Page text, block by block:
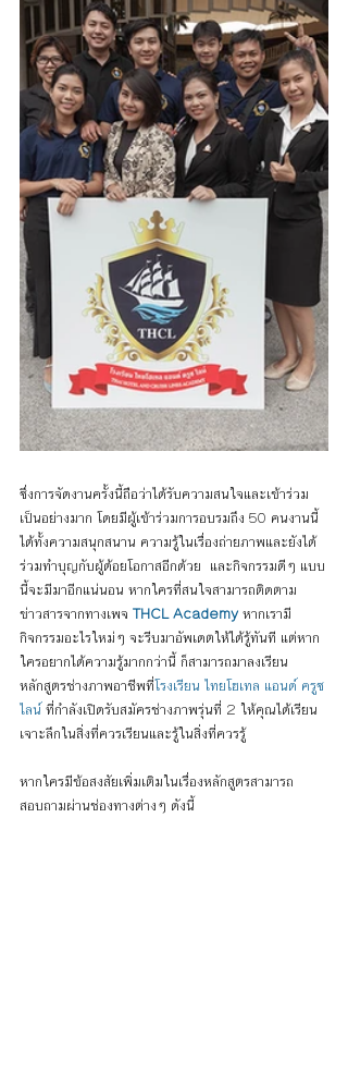
ซึ่งการจัดงานครั้งนี้ถือว่าได้รับความสนใจและเข้าร่วม
เป็นอย่างมาก โดยมีผู้เข้าร่วมการอบรมถึง 50 คนงานนี้
ได้ทั้งความสนุกสนาน ความรู้ในเรื่องถ่ายภาพและยังได้
ร่วมทำบุญกับผู้ด้อยโอกาสอีกด้วย  และกิจกรรมดีๆ แบบ
นี้จะมีมาอีกแน่นอน หากใครที่สนใจสามารถติดตาม
ข่าวสารจากทางเพจ THCL Academy หากเรามี
กิจกรรมอะไรใหม่ๆ จะรีบมาอัพเดตให้ได้รู้ทันที แต่หาก
ใครอยากได้ความรู้มากกว่านี้ ก็สามารถมาลงเรียน
หลักสูตรช่างภาพอาชีพที่โรงเรียน ไทยโฮเทล แอนด์ ครูซ
ไลน์ ที่กำลังเปิดรับสมัครช่างภาพรุ่นที่ 2 ให้คุณได้เรียน
เจาะลึกในสิ่งที่ควรเรียนและรู้ในสิ่งที่ควรรู้
หากใครมีข้อสงสัยเพิ่มเติมในเรื่องหลักสูตรสามารถ
สอบถามผ่านช่องทางต่างๆ ดังนี้